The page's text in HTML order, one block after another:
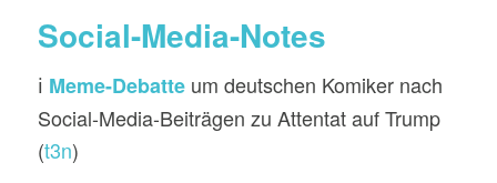
Social-Media-Notes
ℹ️ Meme-Debatteum deutschen Komiker nach
Social-Media-Beiträgen zu Attentat auf Trump
(t3n)